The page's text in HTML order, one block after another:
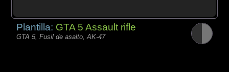
Plantilla: GTA 5 Assault rifle
GTA 5, Fusil de asalto, AK-47